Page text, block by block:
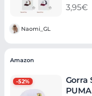
3,95€
Naomi_GL
-52%
Amazon
Gorra
PUMA